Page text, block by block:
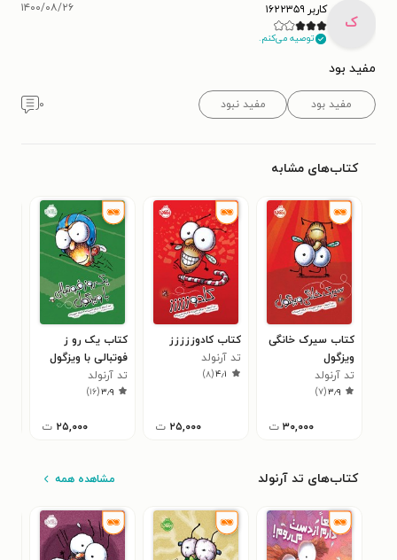
ک
کاربر ۱۶۲۲۳۵۹
توصیه می‌کنم.
۱۴۰۰/۰۸/۲۶
مفید بود
مفید بود مفید نبود ۰
کتاب‌های مشابه
کتاب سیرک خانگی
ویزگول
تد آرنولد
۳٫۹(۷)
۳۰,۰۰۰ ت
کتاب کادوززززز
تد آرنولد
۴٫۱(۸)
۲۵,۰۰۰ ت
کتاب یک رو ز
فوتبالی با ویزگول
تد آرنولد
۳٫۹(۱۶)
۲۵,۰۰۰ ت
کتاب‌های تد آرنولد مشاهده همه